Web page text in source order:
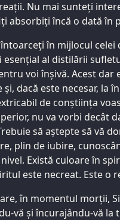
Nu mai sunteți
absorbiți încă o dată în
în mijlocul
esențial al distilării
voi înșivă. Acest dar
și, dacă este necesar, la
de conștiința
nu va vorbi decât
să aștepte să vă
plin de iubire,
Există culoare în
este necreat. Este o
în momentul morții,
vă și încurajându-vă la